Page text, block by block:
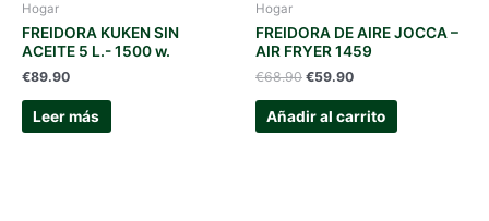
Hogar
FREIDORA KUKEN SIN
ACEITE 5 L.- 1500 w.
€89.90
Leer más
Hogar
FREIDORA DE AIRE JOCCA –
AIR FRYER 1459
€68.90 El
original
era:
€59.90El
actual
Añadir al carrito